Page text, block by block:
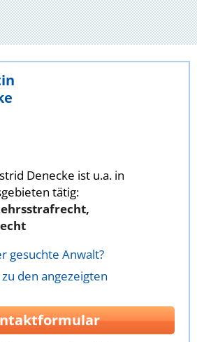
Denecke ist u.a. in
tätig:
gesuchte Anwalt?
den angezeigten